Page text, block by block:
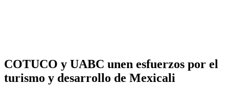
COTUCO y UABC unen esfuerzos por el
turismo y desarrollo de Mexicali